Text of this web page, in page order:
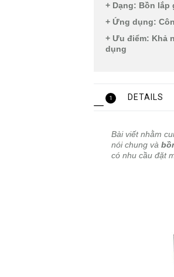
+ Dạng: Bồn lắp
+ Ứng dụng:
+ Ưu điểm: Khả
dụng
1 DETAILS
Bài viết nhằm
nói chung và
có nhu cầu đặt